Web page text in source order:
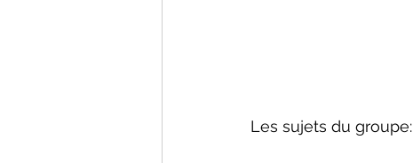
Les sujets du groupe: